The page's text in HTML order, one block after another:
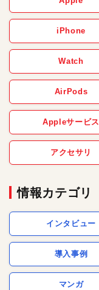
iPhone
Watch
AirPods
Appleサービス
アクセサリ
情報カテゴリ
インタビュー
導入事例
マンガ